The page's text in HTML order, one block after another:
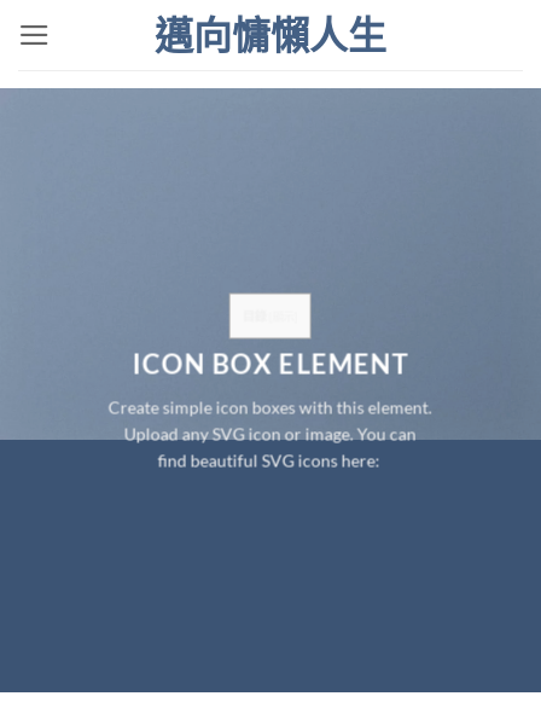
content
邁向慵懶人生
ICON BOX ELEMENT
Create simple icon boxes with this element.
Upload any SVG icon or image. You can
find beautiful SVG icons here: